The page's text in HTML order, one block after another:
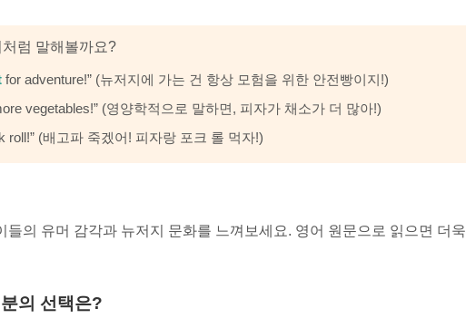
럼 말해볼까요?
for adventure!” (뉴저지에 가는 건 항상 모험을 위한 안전빵이지!)
vegetables!” (영양학적으로 말하면, 피자가 채소가 더 많아!)
roll!” (배고파 죽겠어! 피자랑 포크 롤 먹자!)
들의 유머 감각과 뉴저지 문화를 느껴보세요. 영어 원문으로 읽으면 더욱
의 선택은?